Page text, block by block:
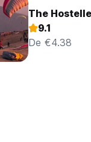
The
9.1
De €4.38